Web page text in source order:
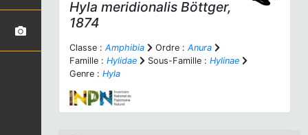
Hyla meridionalis Böttger,
1874
Classe : Amphibia Ordre : Anura
Famille : Hylidae Sous-Famille : Hylinae
Genre : Hyla